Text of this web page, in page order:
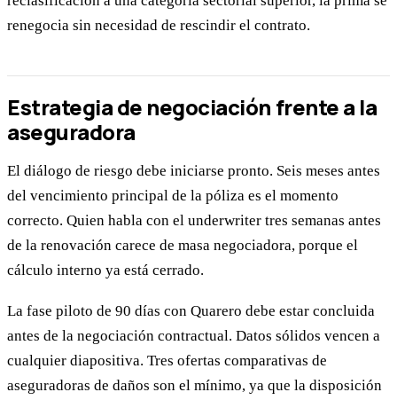
renegocia sin necesidad de rescindir el contrato.
Estrategia de negociación frente a la
aseguradora
El diálogo de riesgo debe iniciarse pronto. Seis meses antes
del vencimiento principal de la póliza es el momento
correcto. Quien habla con el underwriter tres semanas antes
de la renovación carece de masa negociadora, porque el
cálculo interno ya está cerrado.
La fase piloto de 90 días con Quarero debe estar concluida
antes de la negociación contractual. Datos sólidos vencen a
cualquier diapositiva. Tres ofertas comparativas de
aseguradoras de daños son el mínimo, ya que la disposición